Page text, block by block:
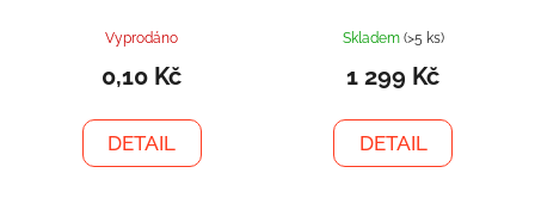
Vyprodáno
0,10 Kč
DETAIL
Skladem (>5 ks)
1 299 Kč
DETAIL